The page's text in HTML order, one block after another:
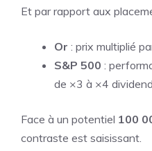
Et par rapport aux
Or : prix multiplié
S&P 500 :
de ×3 à ×4
Face à un potentiel 100
contraste est saisissant.